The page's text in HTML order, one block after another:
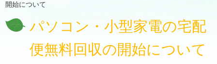
開始について
パソコン・小型家電の宅配
便無料回収の開始について